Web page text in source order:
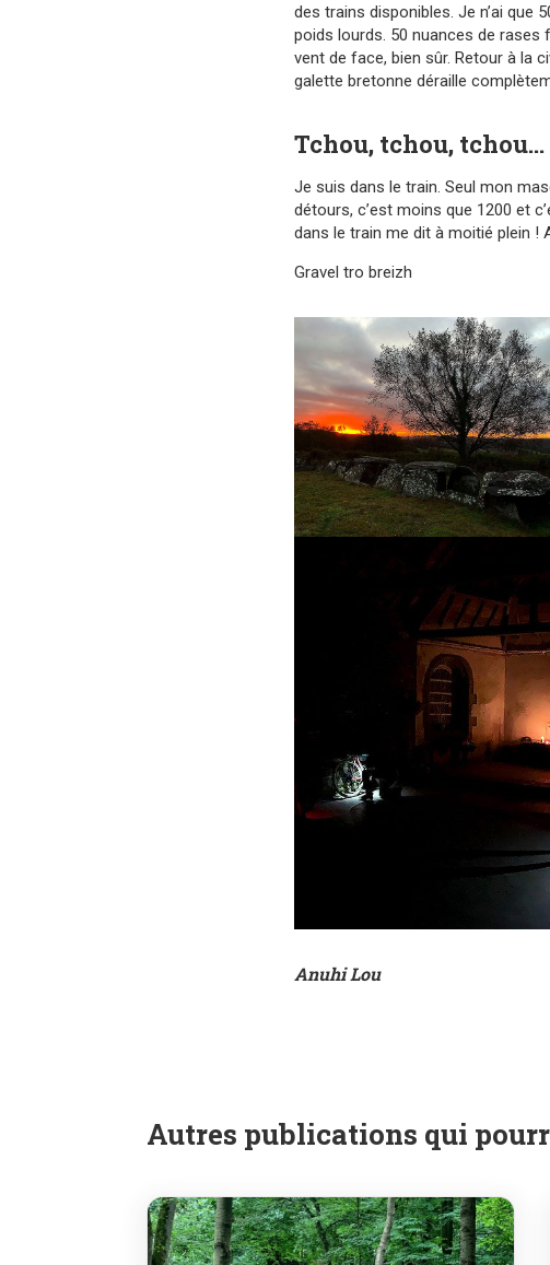
des trains disponibles. Je n’ai que
poids lourds. 50 nuances de rases
vent de face, bien sûr. Retour à la
galette bretonne déraille
Tchou, tchou, tchou…
Je suis dans le train. Seul mon
détours, c’est moins que 1200 et
dans le train me dit à moitié plein !
Gravel tro breizh
Anuhi Lou
Autres publications qui